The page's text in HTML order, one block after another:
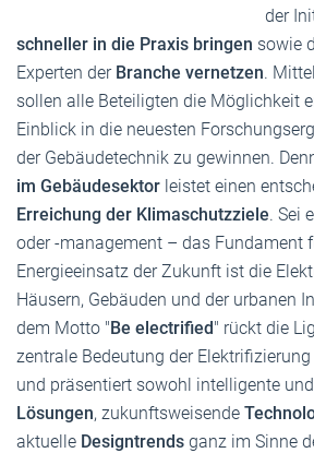
der
schneller in die Praxis bringen sowie
Experten der Branche vernetzen.
sollen alle Beteiligten die Möglichkeit
Einblick in die neuesten
der Gebäudetechnik zu gewinnen.
im Gebäudesektor leistet einen
Erreichung der Klimaschutzziele. Sei
oder -management – das Fundament
Energieeinsatz der Zukunft ist die
Häusern, Gebäuden und der urbanen
dem Motto "Be electrified" rückt die
zentrale Bedeutung der
und präsentiert sowohl intelligente
Lösungen, zukunftsweisende
aktuelle Designtrends ganz im Sinne